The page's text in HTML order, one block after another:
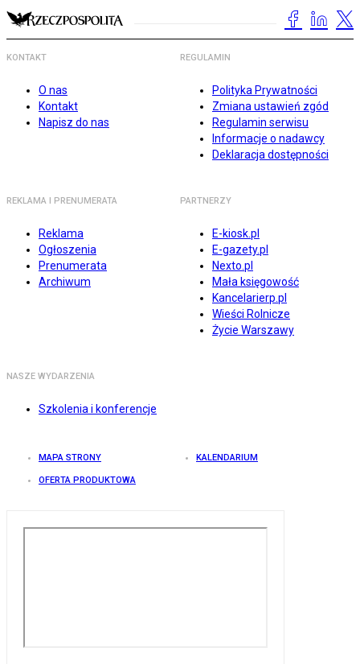
KONTAKT
O nas
Kontakt
Napisz do nas
REGULAMIN
Polityka Prywatności
Zmiana ustawień zgód
Regulamin serwisu
Informacje o nadawcy
Deklaracja dostępności
REKLAMA I PRENUMERATA
Reklama
Ogłoszenia
Prenumerata
Archiwum
PARTNERZY
E-kiosk.pl
E-gazety.pl
Nexto.pl
Mała księgowość
Kancelarierp.pl
Wieści Rolnicze
Życie Warszawy
NASZE WYDARZENIA
Szkolenia i konferencje
MAPA STRONY KALENDARIUM
OFERTA PRODUKTOWA